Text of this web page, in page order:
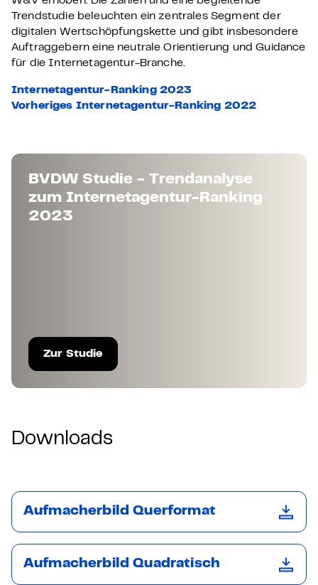
Trendstudie beleuchten ein zentrales Segment der
digitalen Wertschöpfungskette und gibt insbesondere
Auftraggebern eine neutrale Orientierung und Guidance
für die Internetagentur-Branche.
Internetagentur-Ranking 2023
Vorheriges Internetagentur-Ranking 2022
BVDW Studie - Trendanalyse
zum Internetagentur-Ranking
2023
Zur Studie
Downloads
Aufmacherbild Querformat
Aufmacherbild Quadratisch